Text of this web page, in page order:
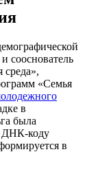
сооснователь
среда»,
«Семья
в
была
ДНК-коду
в